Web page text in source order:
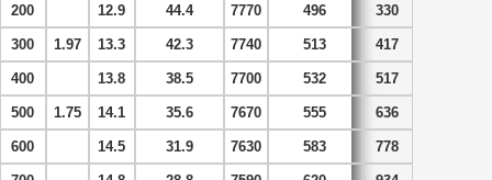
200 12.9 44.4 7770 496 330
300 1.97 13.3 42.3 7740 513 417
400 13.8 38.5 7700 532 517
500 1.75 14.1 35.6 7670 555 636
600 14.5 31.9 7630 583 778